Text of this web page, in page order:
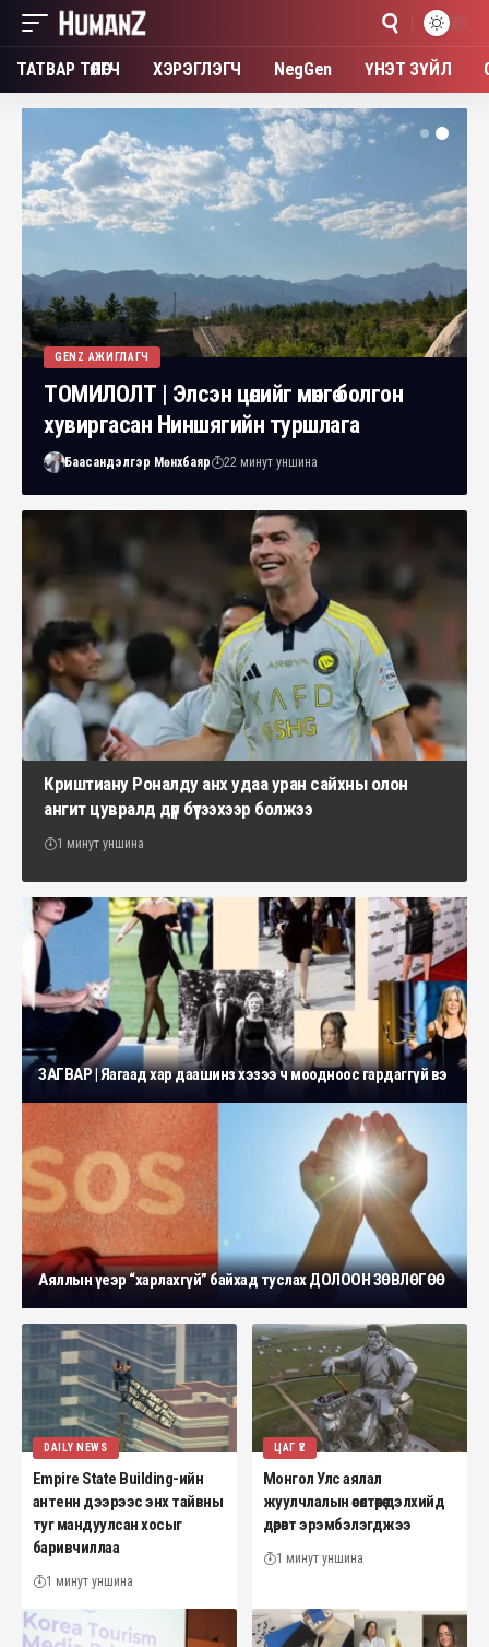
ТАТВАР ТӨЛӨГЧ ХЭРЭГЛЭГЧ NegGen ҮНЭТ ЗҮЙЛ
GENZ АЖИГЛАГЧ
ТОМИЛОЛТ | Элсэн цөлийг мөнгө болгон
хувиргасан Ниншягийн туршлага
Баасандэлгэр Мөнхбаяр 22 минут уншина
Криштиану Роналду анх удаа уран сайхны олон
ангит цувралд дүр бүтээхээр болжээ
1 минут уншина
ЗАГВАР | Яагаад хар даашинз хэзээ ч моодноос гардаггүй вэ
Аяллын үеэр “харлахгүй” байхад туслах ДОЛООН ЗӨВЛӨГӨӨ
DAILY NEWS
Empire State Building-ийн
антенн дээрээс энх тайвны
туг мандуулсан хосыг
баривчиллаа
1 минут уншина
ЦАГ ҮЕ
Монгол Улс аялал
жуулчлалын өсөлтөөрөө дэлхийд
дөрөвт эрэмбэлэгджээ
1 минут уншина